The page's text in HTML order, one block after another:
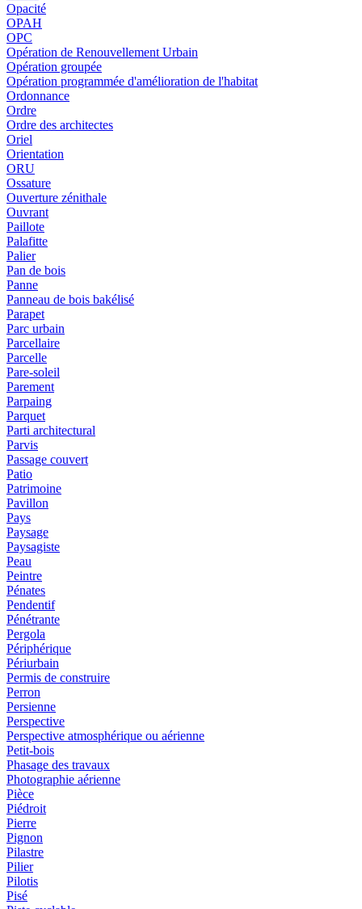
Opacité
OPAH
OPC
Opération de Renouvellement Urbain
Opération groupée
Opération programmée d'amélioration de l'habitat
Ordonnance
Ordre
Ordre des architectes
Oriel
Orientation
ORU
Ossature
Ouverture zénithale
Ouvrant
Paillote
Palafitte
Palier
Pan de bois
Panne
Panneau de bois bakélisé
Parapet
Parc urbain
Parcellaire
Parcelle
Pare-soleil
Parement
Parpaing
Parquet
Parti architectural
Parvis
Passage couvert
Patio
Patrimoine
Pavillon
Pays
Paysage
Paysagiste
Peau
Peintre
Pénates
Pendentif
Pénétrante
Pergola
Périphérique
Périurbain
Permis de construire
Perron
Persienne
Perspective
Perspective atmosphérique ou aérienne
Petit-bois
Phasage des travaux
Photographie aérienne
Pièce
Piédroit
Pierre
Pignon
Pilastre
Pilier
Pilotis
Pisé